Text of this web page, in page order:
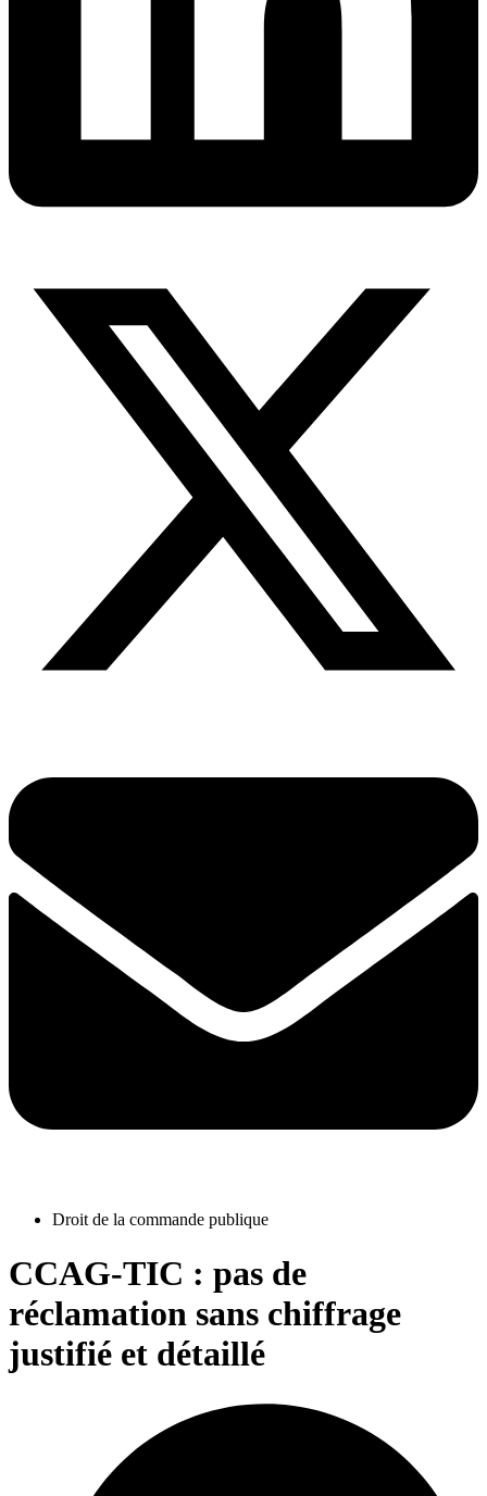
Droit de la commande publique
CCAG-TIC : pas de
réclamation sans chiffrage
justifié et détaillé